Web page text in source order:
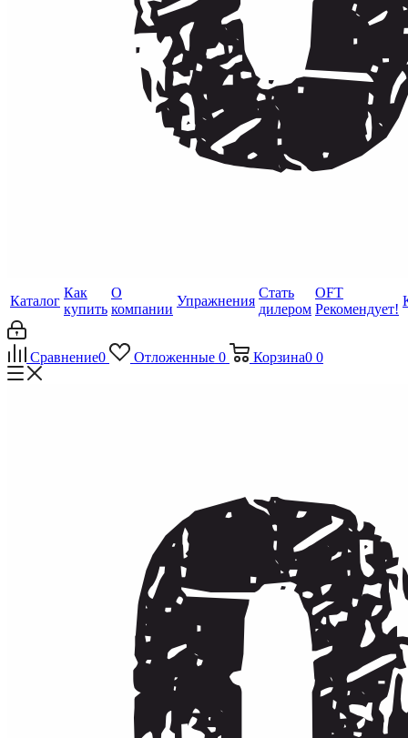
Каталог
Как
купить
О
компании
Упражнения
Стать
дилером
OFT
Рекомендует!
Сравнение0 Отложенные 0 Корзина0 0